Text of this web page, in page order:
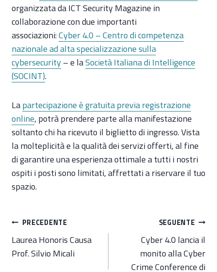
organizzata da ICT Security Magazine in
collaborazione con due importanti
associazioni:Cyber 4.0 – Centro di competenza
nazionale ad alta specializzazione sulla
cybersecurity– e laSocietà Italiana di Intelligence
(SOCINT).
Lapartecipazione è gratuita previa registrazione
online, potrà prendere parte alla manifestazione
soltanto chi ha ricevuto il biglietto di ingresso. Vista
la molteplicità e la qualità dei servizi offerti, al fine
di garantire una esperienza ottimale a tutti i nostri
ospiti i posti sono limitati, affrettati a riservare il tuo
spazio.
Navigazione
articoli
PRECEDENTE
Laurea Honoris Causa
Prof. Silvio Micali
SEGUENTE
Cyber 4.0 lancia il
monito alla Cyber
Crime Conference di